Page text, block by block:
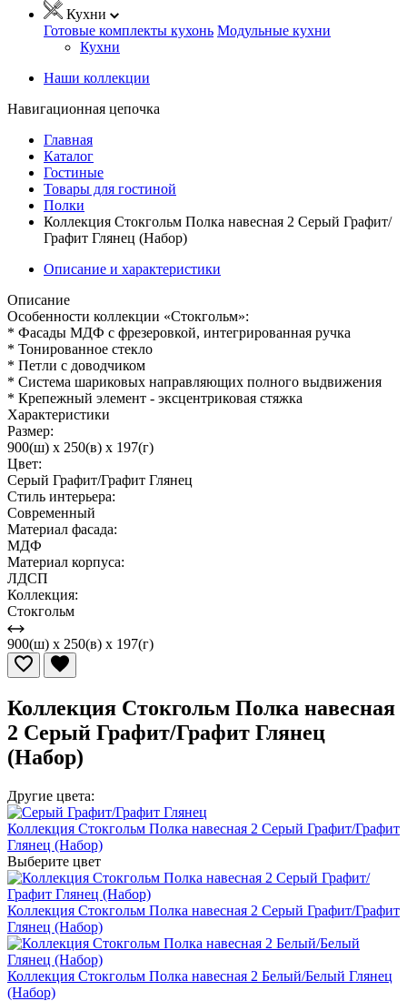
Кухни
Готовые комплекты кухонь Модульные кухни
Кухни
Наши коллекции
Навигационная цепочка
Главная
Каталог
Гостиные
Товары для гостиной
Полки
Коллекция Стокгольм Полка навесная 2 Серый Графит/
Графит Глянец (Набор)
Описание и характеристики
Описание
Особенности коллекции «Стокгольм»:
* Фасады МДФ с фрезеровкой, интегрированная ручка
* Тонированное стекло
* Петли с доводчиком
* Система шариковых направляющих полного выдвижения
* Крепежный элемент - эксцентриковая стяжка
Характеристики
Размер:
900(ш) x 250(в) x 197(г)
Цвет:
Серый Графит/Графит Глянец
Стиль интерьера:
Современный
Материал фасада:
МДФ
Материал корпуса:
ЛДСП
Коллекция:
Стокгольм
900(ш) x 250(в) x 197(г)
Коллекция Стокгольм Полка навесная
2 Серый Графит/Графит Глянец
(Набор)
Другие цвета:
Коллекция Стокгольм Полка навесная 2 Серый Графит/Графит
Глянец (Набор)
Выберите цвет
Коллекция Стокгольм Полка навесная 2 Серый Графит/Графит
Глянец (Набор)
Коллекция Стокгольм Полка навесная 2 Белый/Белый Глянец
(Набор)